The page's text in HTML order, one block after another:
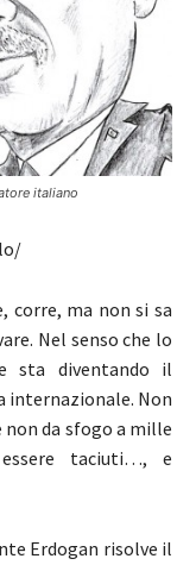
italiano
corre, ma non si sa
Nel senso che lo
sta diventando il
internazionale. Non
non da sfogo a mille
taciuti…, e
Erdogan risolve il